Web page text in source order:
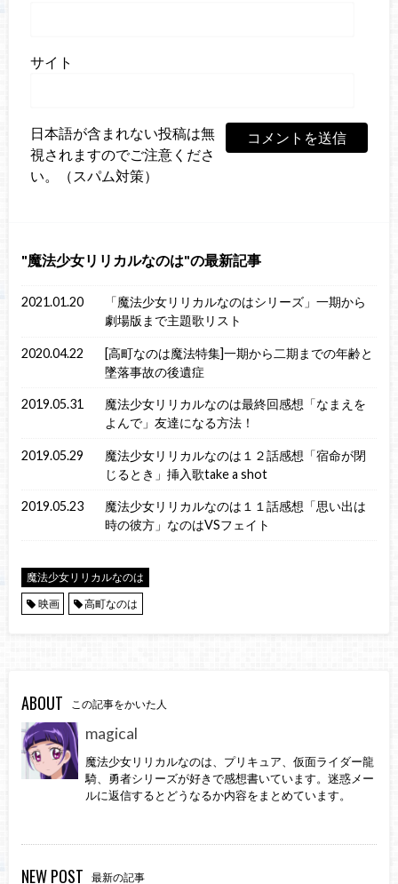
サイト
日本語が含まれない投稿は無
視されますのでご注意くださ
い。（スパム対策）
魔法少女リリカルなのは の最新記事
2021.01.20
「魔法少女リリカルなのはシリーズ」一期から
劇場版まで主題歌リスト
2020.04.22
[高町なのは魔法特集]一期から二期までの年齢と
墜落事故の後遺症
2019.05.31
魔法少女リリカルなのは最終回感想「なまえを
よんで」友達になる方法！
2019.05.29
魔法少女リリカルなのは１２話感想「宿命が閉
じるとき」挿入歌take a shot
2019.05.23
魔法少女リリカルなのは１１話感想「思い出は
時の彼方」なのはVSフェイト
魔法少女リリカルなのは
映画
高町なのは
ABOUT この記事をかいた人
magical
魔法少女リリカルなのは、プリキュア、仮面ライダー龍
騎、勇者シリーズが好きで感想書いています。迷惑メー
ルに返信するとどうなるか内容をまとめています。
NEW POST 最新の記事